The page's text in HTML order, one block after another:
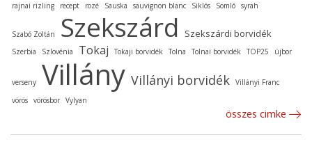
rajnai rizling
recept rozé Sauska sauvignon blanc Siklós Somló syrah
Szabó Zoltán Szekszárd Szekszárdi borvidék
Szerbia Szlovénia Tokaj Tokaji borvidék Tolna Tolnai borvidék TOP25 újbor
verseny Villány Villányi borvidék Villányi Franc
vörös vörösbor Vylyan
összes cimke